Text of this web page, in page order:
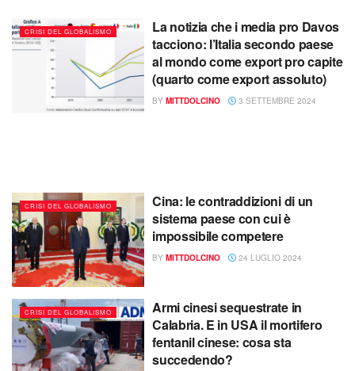
CRISI DEL GLOBALISMO
La notizia che i media pro Davos
tacciono: l’Italia secondo paese
al mondo come export pro capite
(quarto come export assoluto)
BY MITTDOLCINO 3 SETTEMBRE 2024
CRISI DEL GLOBALISMO
Cina: le contraddizioni di un
sistema paese con cui è
impossibile competere
BY MITTDOLCINO 24 LUGLIO 2024
CRISI DEL GLOBALISMO
Armi cinesi sequestrate in
Calabria. E in USA il mortifero
fentanil cinese: cosa sta
succedendo?